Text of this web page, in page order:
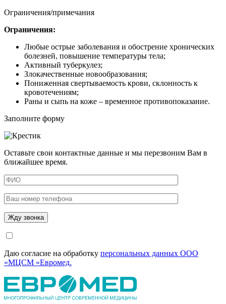
Ограничения/примечания
Ограничения:
Любые острые заболевания и обострение хронических
болезней, повышение температуры тела;
Активный туберкулез;
Злокачественные новообразования;
Пониженная свертываемость крови, склонность к
кровотечениям;
Раны и сыпь на коже – временное противопоказание.
Заполните форму
Оставьте свои контактные данные и мы перезвоним Вам в
ближайшее время.
Даю согласие на обработку персональных данных ООО
«МЦСМ «Евромед.